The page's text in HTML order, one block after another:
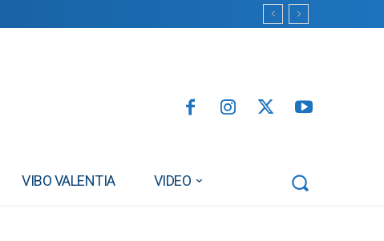
VIBO VALENTIA VIDEO